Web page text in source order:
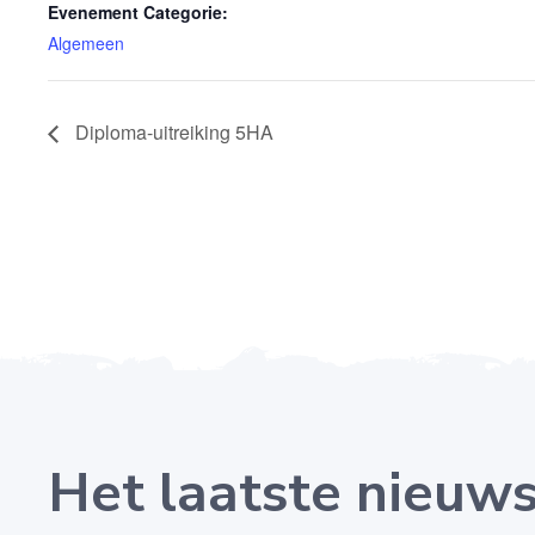
Evenement Categorie:
Algemeen
Diploma-uitreiking 5HA
Het laatste